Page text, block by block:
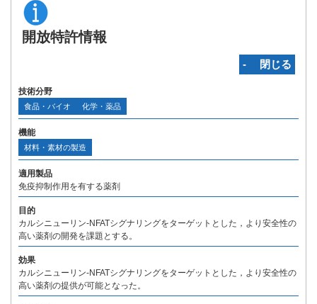
開放特許情報
‐ 閉じる
技術分野
食品・バイオ 化学・薬品
機能
材料・素材の製造
適用製品
免疫抑制作用を有する薬剤
目的
カルシニューリン-NFATシグナリングをターゲットとした，より安全性の
高い薬剤の開発を課題とする。
効果
カルシニューリン-NFATシグナリングをターゲットとした，より安全性の
高い薬剤の提供が可能となった。